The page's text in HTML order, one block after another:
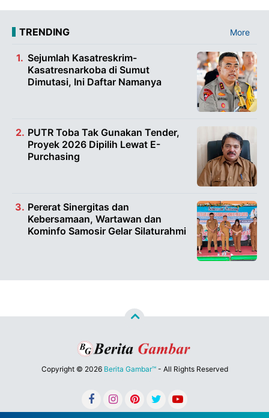
TRENDING More
Sejumlah Kasatreskrim-
Kasatresnarkoba di Sumut
Dimutasi, Ini Daftar Namanya
PUTR Toba Tak Gunakan Tender,
Proyek 2026 Dipilih Lewat E-
Purchasing
Pererat Sinergitas dan
Kebersamaan, Wartawan dan
Kominfo Samosir Gelar Silaturahmi
Copyright © 2026 Berita Gambar™- All Rights Reserved